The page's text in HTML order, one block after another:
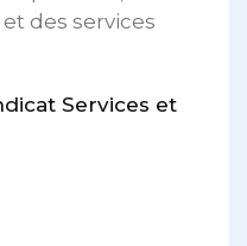
des services
Services et